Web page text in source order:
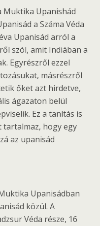
Muktika Upanishád
a Száma Véda
Upanisád arról a
szól, amit Indiában a
Egyrészről ezzel
másrészről
őket azt hirdetve,
ágazaton belül
Ez a tanítás is
hogy egy
az upanisád
Upanisádban
közül. A
Véda része, 16